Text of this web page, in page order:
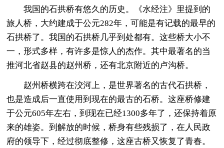
我国的石拱桥有悠久的历史。《水经注》里提到的
旅人桥，大约建成于公元282年，可能是有记载的最早的
石拱桥了。我国的石拱桥几乎到处都有。这些桥大小不
一，形式多样，有许多是惊人的杰作。其中最著名的当
推河北省赵县的赵州桥，还有北京附近的卢沟桥。
赵州桥横跨在洨河上，是世界著名的古代石拱桥，
也是造成后一直使用到现在的最古的石桥。这座桥修建
于公元605年左右，到现在已经1300多年了，还保持着原
来的雄姿。到解放的时候，桥身有些残损了，在人民政
府的领导下，经过彻底整修，这座古桥又恢复了青春。